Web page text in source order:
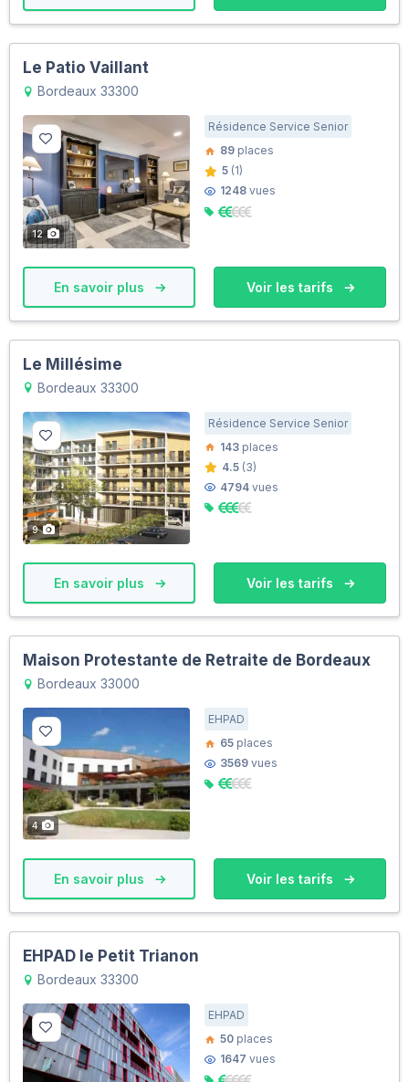
Le Patio Vaillant
Bordeaux 33300
12
Résidence Service Senior
89 places
5 (1)
1248 vues
En savoir plus Voir les tarifs
Le Millésime
Bordeaux 33300
9
Résidence Service Senior
143 places
4.5 (3)
4794 vues
En savoir plus Voir les tarifs
Maison Protestante de Retraite de Bordeaux
Bordeaux 33000
4
EHPAD
65 places
3569 vues
En savoir plus Voir les tarifs
EHPAD le Petit Trianon
Bordeaux 33300
EHPAD
50 places
1647 vues